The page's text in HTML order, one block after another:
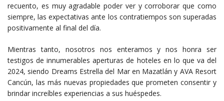
recuento, es muy agradable poder ver y corroborar que como
siempre, las expectativas ante los contratiempos son superadas
positivamente al final del día.
Mientras tanto, nosotros nos enteramos y nos honra ser
testigos de innumerables aperturas de hoteles en lo que va del
2024, siendo Dreams Estrella del Mar en Mazatlán y AVA Resort
Cancún, las más nuevas propiedades que prometen consentir y
brindar increíbles experiencias a sus huéspedes.